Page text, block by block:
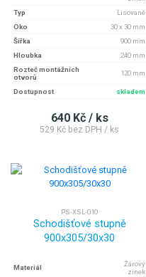
Typ
Lisované
Oko
30 x 30 mm
Šířka
900 mm
Hloubka
240 mm
Rozteč montážních
otvorů
120 mm
Dostupnost skladem
640 Kč / ks
529 Kč bez DPH / ks
PS-XSL-010
Schodišťové stupně
900x305/30x30
Materiál
Žárový
zinek